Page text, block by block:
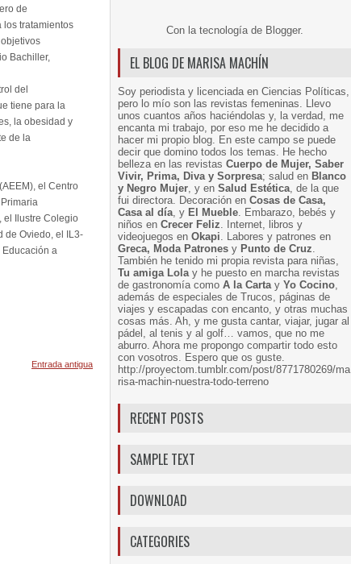
de
los tratamientos
Bachiller,
del
tiene para la
la obesidad y
de la
el Centro
el Ilustre Colegio
de Oviedo, el IL3-
Educación a
Entrada antigua
Con la tecnología de Blogger.
EL BLOG DE MARISA MACHÍN
Soy periodista y licenciada en Ciencias Políticas,
pero lo mío son las revistas femeninas. Llevo
unos cuantos años haciéndolas y, la verdad, me
encanta mi trabajo, por eso me he decidido a
hacer mi propio blog. En este campo se puede
decir que domino todos los temas. He hecho
belleza en las revistas Cuerpo de Mujer, Saber
Vivir, Prima, Diva y Sorpresa; salud en Blanco
y Negro Mujer, y en Salud Estética, de la que
fui directora. Decoración en Cosas de Casa,
Casa al día, y El Mueble. Embarazo, bebés y
niños en Crecer Feliz. Internet, libros y
videojuegos en Okapi. Labores y patrones en
Greca, Moda Patrones y Punto de Cruz.
También he tenido mi propia revista para niñas,
Tu amiga Lolay he puesto en marcha revistas
de gastronomía como A la Cartay Yo Cocino,
además de especiales de Trucos, páginas de
viajes y escapadas con encanto, y otras muchas
cosas más. Ah, y me gusta cantar, viajar, jugar al
pádel, al tenis y al golf… vamos, que no me
aburro. Ahora me propongo compartir todo esto
con vosotros. Espero que os guste.
http://proyectom.tumblr.com/post/8771780269/ma
risa-machin-nuestra-todo-terreno
RECENT POSTS
SAMPLE TEXT
DOWNLOAD
CATEGORIES